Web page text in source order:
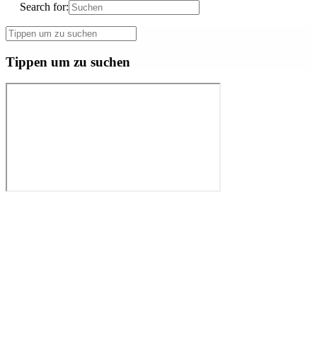
Search for:
Tippen um zu suchen